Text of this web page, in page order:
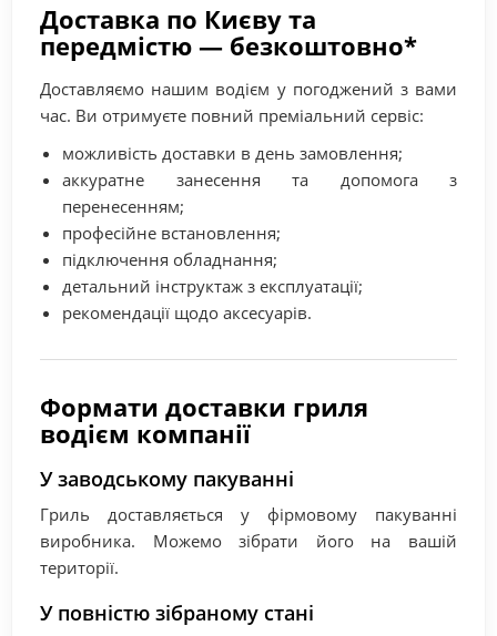
Доставка по Києву та
передмістю — безкоштовно*
Доставляємо нашим водієм у погоджений з вами
час. Ви отримуєте повний преміальний сервіс:
можливість доставки в день замовлення;
аккуратне занесення та допомога з
перенесенням;
професійне встановлення;
підключення обладнання;
детальний інструктаж з експлуатації;
рекомендації щодо аксесуарів.
Формати доставки гриля
водієм компанії
У заводському пакуванні
Гриль доставляється у фірмовому пакуванні
виробника. Можемо зібрати його на вашій
території.
У повністю зібраному стані